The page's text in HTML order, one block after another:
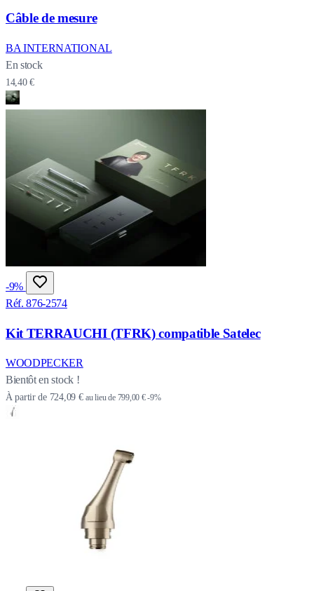
Câble de mesure
BA INTERNATIONAL
En stock
14,40 €
-9%
Réf. 876-2574
Kit TERRAUCHI (TFRK) compatible Satelec
WOODPECKER
Bientôt en stock !
À partir de 724,09 € au lieu de 799,00 €-9%